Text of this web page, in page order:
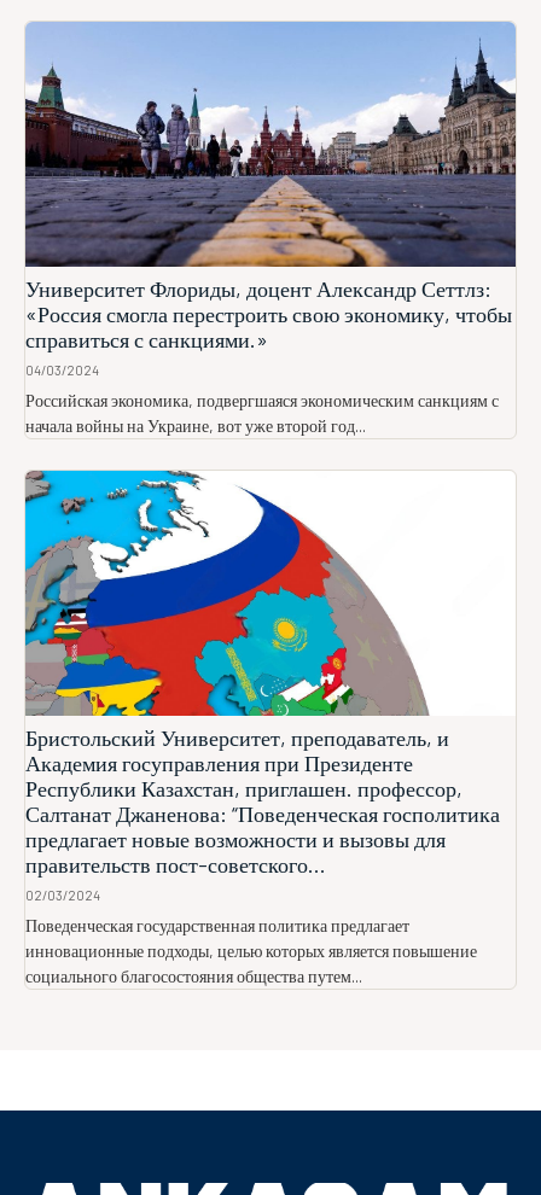
Университет Флориды, доцент Александр Сеттлз:
«Россия смогла перестроить свою экономику, чтобы
справиться с санкциями.»
04/03/2024
Российская экономика, подвергшаяся экономическим санкциям с
начала войны на Украине, вот уже второй год...
Бристольский Университет, преподаватель, и
Академия госуправления при Президенте
Республики Казахстан, приглашен. профессор,
Салтанат Джаненова: “Поведенческая госполитика
предлагает новые возможности и вызовы для
правительств пост-советского...
02/03/2024
Поведенческая государственная политика предлагает
инновационные подходы, целью которых является повышение
социального благосостояния общества путем...